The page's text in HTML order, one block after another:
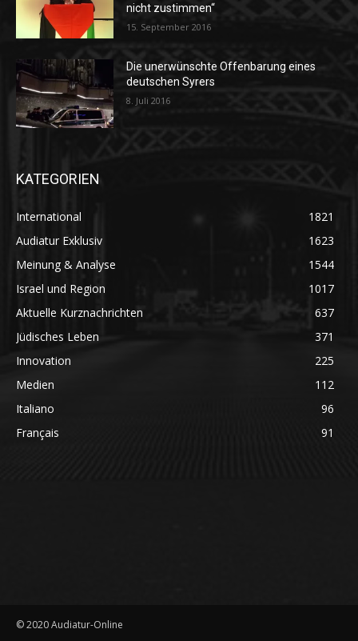
nicht zustimmen“
15. September 2016
Die unerwünschte Offenbarung eines
deutschen Syrers
8. Juli 2016
KATEGORIEN
International
1821
Audiatur Exklusiv
1623
Meinung & Analyse
1544
Israel und Region
1017
Aktuelle Kurznachrichten
637
Jüdisches Leben
371
Innovation
225
Medien
112
Italiano
96
Français
91
© 2020 Audiatur-Online